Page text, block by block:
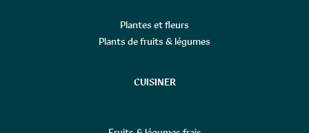
Plantes et fleurs
Plants de fruits & légumes
CUISINER